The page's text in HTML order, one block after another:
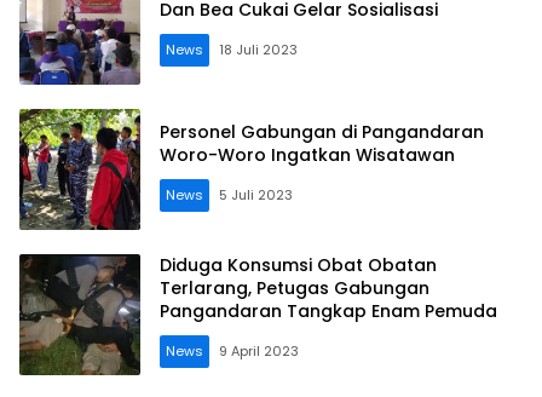
Dan Bea Cukai Gelar Sosialisasi
News 18 Juli 2023
Personel Gabungan di Pangandaran
Woro-Woro Ingatkan Wisatawan
News 5 Juli 2023
Diduga Konsumsi Obat Obatan
Terlarang, Petugas Gabungan
Pangandaran Tangkap Enam Pemuda
News 9 April 2023